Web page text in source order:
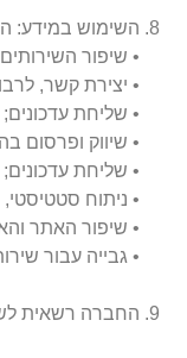
השימוש במידע:
• שיפור
• יצירת קשר,
• שליחת עדכונים;
• שיווק ופרסום
• שליחת עדכונים;
• ניתוח
• שיפור האתר
• גבייה עבור
החברה רשאית